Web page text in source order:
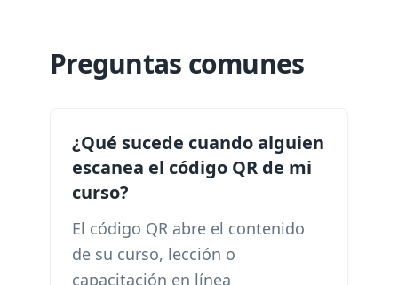
Preguntas comunes
¿Qué sucede cuando alguien
escanea el código QR de mi
curso?
El código QR abre el contenido
de su curso, lección o
capacitación en línea